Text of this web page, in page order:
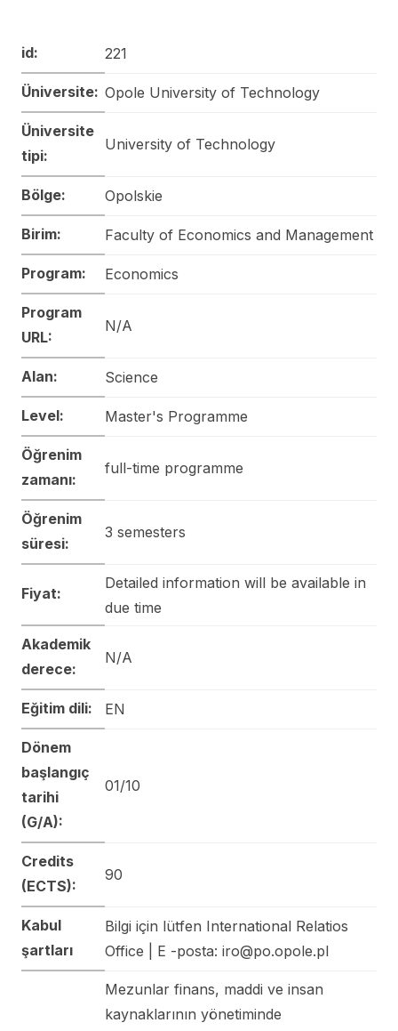
id: 221
Üniversite: Opole University of Technology
Üniversite
tipi:
University of Technology
Bölge: Opolskie
Birim: Faculty of Economics and Management
Program: Economics
Program
URL:
N/A
Alan: Science
Level: Master's Programme
Öğrenim
zamanı:
full-time programme
Öğrenim
süresi:
3 semesters
Fiyat:
Detailed information will be available in
due time
Akademik
derece:
N/A
Eğitim dili: EN
Dönem
başlangıç
tarihi
(G/A):
01/10
Credits
(ECTS):
90
Kabul
şartları
Bilgi için lütfen International Relatios
Office | E -posta: iro@po.opole.pl
Mezunlar finans, maddi ve insan
kaynaklarının yönetiminde